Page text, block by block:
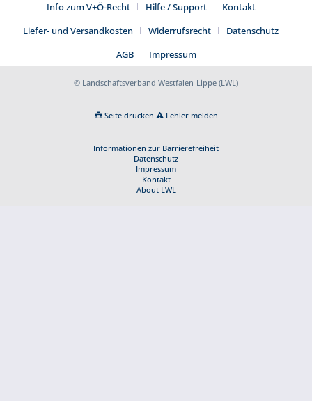
Info zum V+Ö-Recht
Hilfe / Support
Kontakt
Liefer- und Versandkosten
Widerrufsrecht
Datenschutz
AGB
Impressum
© Landschaftsverband Westfalen-Lippe (LWL)
Seite drucken Fehler melden
Informationen zur Barrierefreiheit
Datenschutz
Impressum
Kontakt
About LWL